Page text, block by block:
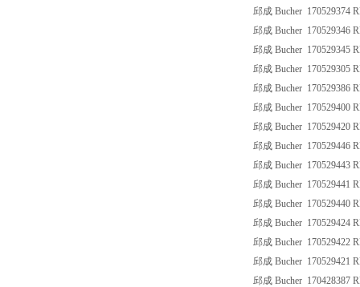
邱成 Bucher 170529374
邱成 Bucher 170529346
邱成 Bucher 170529345
邱成 Bucher 170529305
邱成 Bucher 170529386
邱成 Bucher 170529400
邱成 Bucher 170529420
邱成 Bucher 170529446
邱成 Bucher 170529443
邱成 Bucher 170529441
邱成 Bucher 170529440
邱成 Bucher 170529424
邱成 Bucher 170529422
邱成 Bucher 170529421
邱成 Bucher 170428387